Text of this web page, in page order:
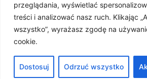
przeglądania, wyświetlać
treści i analizować nasz ruch. Klikając
wszystko”, wyrażasz zgodę na
cookie.
Dostosuj Odrzuć wszystko